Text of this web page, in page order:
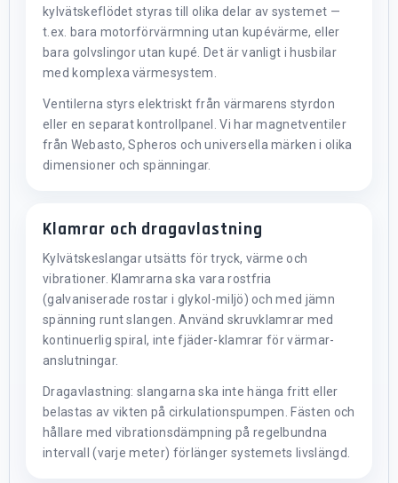
kylvätskeflödet styras till olika delar av systemet —
t.ex. bara motorförvärmning utan kupévärme, eller
bara golvslingor utan kupé. Det är vanligt i husbilar
med komplexa värmesystem.
Ventilerna styrs elektriskt från värmarens styrdon
eller en separat kontrollpanel. Vi har magnetventiler
från Webasto, Spheros och universella märken i olika
dimensioner och spänningar.
Klamrar och dragavlastning
Kylvätskeslangar utsätts för tryck, värme och
vibrationer. Klamrarna ska vara rostfria
(galvaniserade rostar i glykol-miljö) och med jämn
spänning runt slangen. Använd skruvklamrar med
kontinuerlig spiral, inte fjäder-klamrar för värmar-
anslutningar.
Dragavlastning: slangarna ska inte hänga fritt eller
belastas av vikten på cirkulationspumpen. Fästen och
hållare med vibrationsdämpning på regelbundna
intervall (varje meter) förlänger systemets livslängd.